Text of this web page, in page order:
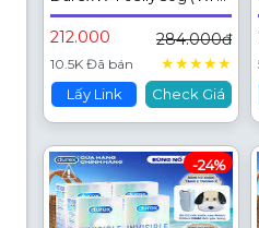
Jelly)
212.000 284.000đ
10.5K Đã bán ★★★★★
Lấy Link Check Giá
-24%